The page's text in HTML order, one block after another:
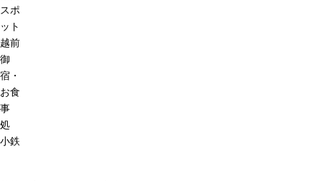
スポ
ット
越前
御
宿・
お食
事
処
小鉄